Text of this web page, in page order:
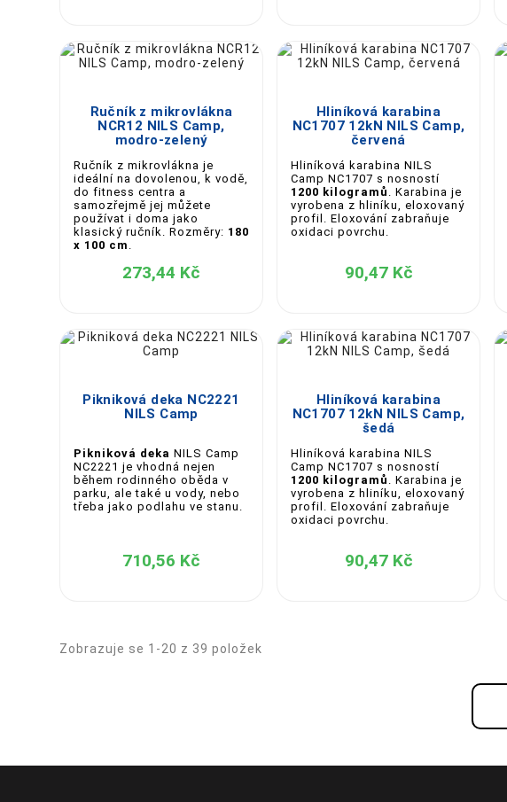
Ručník z mikrovlákna
NCR12 NILS Camp,
modro-zelený
Ručník z mikrovlákna je
ideální na dovolenou, k vodě,
do fitness centra a
samozřejmě jej můžete
používat i doma jako
klasický ručník. Rozměry: 180
x 100 cm
273,44 Kč
Hliníková karabina
NC1707 12kN NILS Camp,
červená
Hliníková karabina NILS
Camp NC1707 s nosností
1200 kilogramů
. Karabina je
vyrobena z hliníku, eloxovaný
profil. Eloxování zabraňuje
oxidaci povrchu.
90,47 Kč
Pikniková deka NC2221
NILS Camp
Pikniková deka NILS Camp
NC2221 je vhodná nejen
během rodinného oběda v
parku, ale také u vody, nebo
třeba jako podlahu ve stanu.
710,56 Kč
Hliníková karabina
NC1707 12kN NILS Camp,
šedá
Hliníková karabina NILS
Camp NC1707 s nosností
1200 kilogramů
. Karabina je
vyrobena z hliníku, eloxovaný
profil. Eloxování zabraňuje
oxidaci povrchu.
90,47 Kč
Zobrazuje se 1-20 z 39 položek